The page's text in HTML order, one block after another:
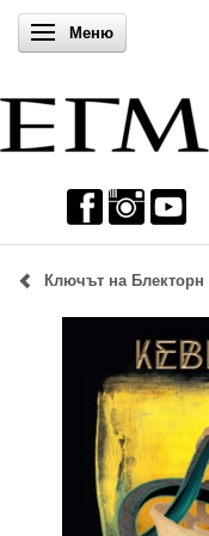
Включи навигацията
Меню
Ключът на Блекторн